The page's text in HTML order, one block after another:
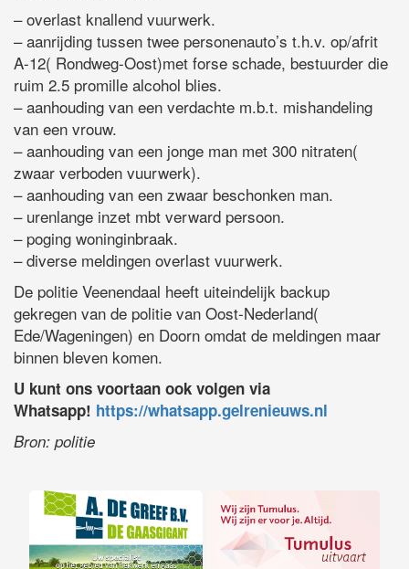
– overlast knallend vuurwerk.
– aanrijding tussen twee personenauto’s t.h.v. op/afrit
A-12( Rondweg-Oost)met forse schade, bestuurder die
ruim 2.5 promille alcohol blies.
– aanhouding van een verdachte m.b.t. mishandeling
van een vrouw.
– aanhouding van een jonge man met 300 nitraten(
zwaar verboden vuurwerk).
– aanhouding van een zwaar beschonken man.
– urenlange inzet mbt verward persoon.
– poging woninginbraak.
– diverse meldingen overlast vuurwerk.
De politie Veenendaal heeft uiteindelijk backup
gekregen van de politie van Oost-Nederland(
Ede/Wageningen) en Doorn omdat de meldingen maar
binnen bleven komen.
U kunt ons voortaan ook volgen via
Whatsapp! https://whatsapp.gelrenieuws.nl
Bron: politie